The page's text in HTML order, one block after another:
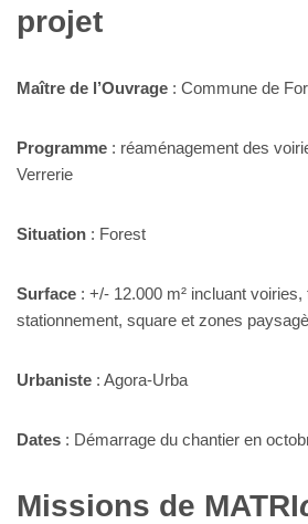
projet
Maître de l’Ouvrage : Commune de
Programme : réaménagement des
Verrerie
Situation : Forest
Surface : +/- 12.000 m² incluant
stationnement, square et zones
Urbaniste : Agora-Urba
Dates : Démarrage du chantier en
Missions de MATRI